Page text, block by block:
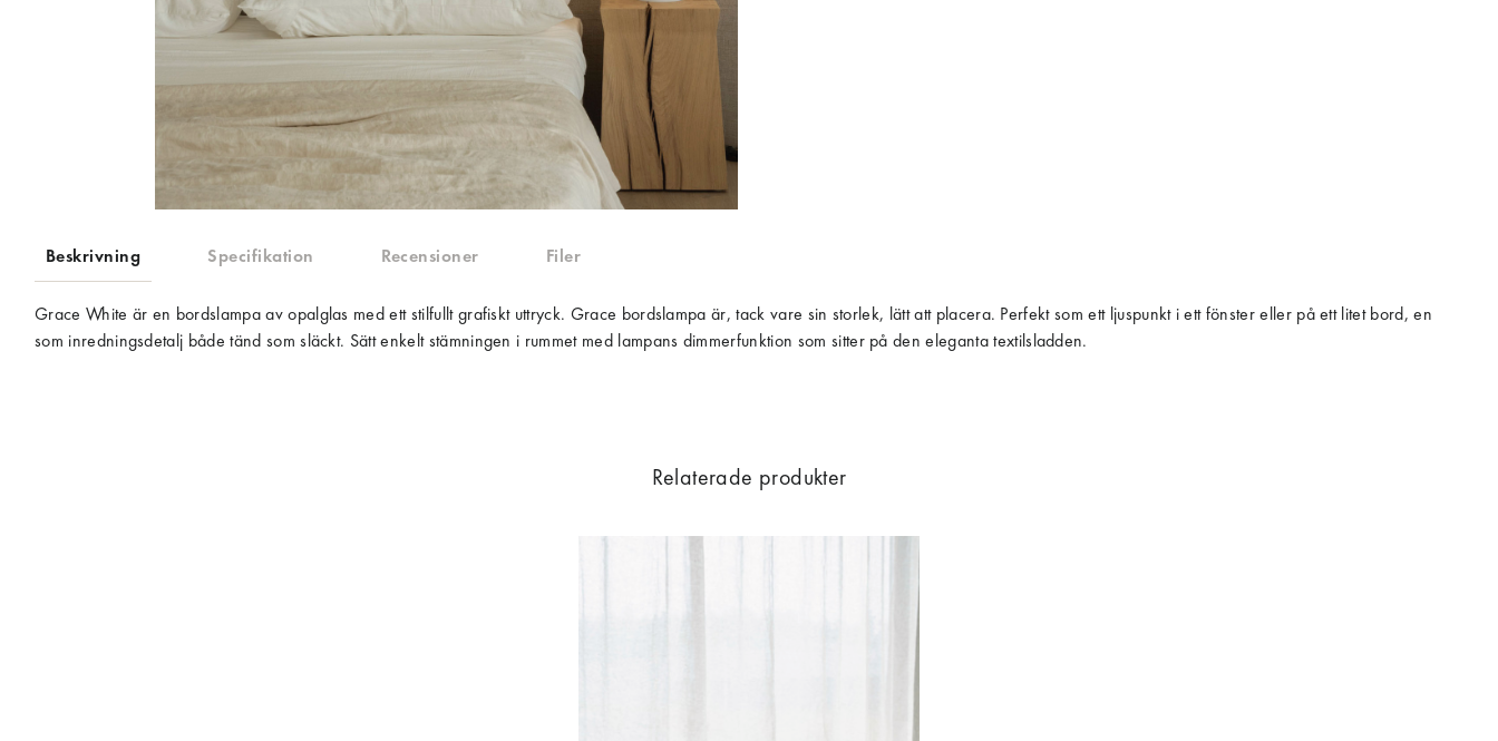
Beskrivning Specifikation Recensioner Filer
Grace White är en bordslampa av opalglas med ett stilfullt grafiskt uttryck. Grace bordslampa är, tack vare sin storlek, lätt att placera. Perfekt som ett ljuspunkt i ett fönster eller på ett litet bord, en
som inredningsdetalj både tänd som släckt. Sätt enkelt stämningen i rummet med lampans dimmerfunktion som sitter på den eleganta textilsladden.
Relaterade produkter